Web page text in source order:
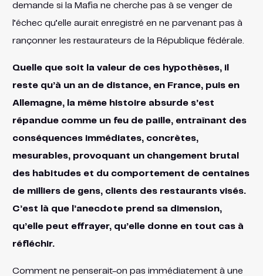
demande si la Mafia ne cherche pas à se venger de
l’échec qu’elle aurait enregistré en ne parvenant pas à
rançonner les restaurateurs de la République fédérale.
Quelle que soit la valeur de ces hypothèses, il
reste qu’à un an de distance, en France, puis en
Allemagne, la même histoire absurde s’est
répandue comme un feu de paille, entraînant des
conséquences immédiates, concrètes,
mesurables, provoquant un changement brutal
des habitudes et du comportement de centaines
de milliers de gens, clients des restaurants visés.
C’est là que l’anecdote prend sa dimension,
qu’elle peut effrayer, qu’elle donne en tout cas à
réfléchir.
Comment ne penserait-on pas immédiatement à une